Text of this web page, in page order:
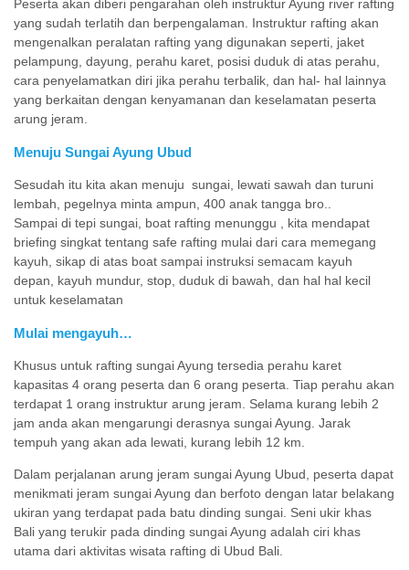
Peserta akan diberi pengarahan oleh instruktur Ayung river rafting
yang sudah terlatih dan berpengalaman. Instruktur rafting akan
mengenalkan peralatan rafting yang digunakan seperti, jaket
pelampung, dayung, perahu karet, posisi duduk di atas perahu,
cara penyelamatkan diri jika perahu terbalik, dan hal- hal lainnya
yang berkaitan dengan kenyamanan dan keselamatan peserta
arung jeram.
Menuju Sungai Ayung Ubud
Sesudah itu kita akan menuju sungai, lewati sawah dan turuni
lembah, pegelnya minta ampun, 400 anak tangga bro..
Sampai di tepi sungai, boat rafting menunggu , kita mendapat
briefing singkat tentang safe rafting mulai dari cara memegang
kayuh, sikap di atas boat sampai instruksi semacam kayuh
depan, kayuh mundur, stop, duduk di bawah, dan hal hal kecil
untuk keselamatan
Mulai mengayuh…
Khusus untuk rafting sungai Ayung tersedia perahu karet
kapasitas 4 orang peserta dan 6 orang peserta. Tiap perahu akan
terdapat 1 orang instruktur arung jeram. Selama kurang lebih 2
jam anda akan mengarungi derasnya sungai Ayung. Jarak
tempuh yang akan ada lewati, kurang lebih 12 km.
Dalam perjalanan arung jeram sungai Ayung Ubud, peserta dapat
menikmati jeram sungai Ayung dan berfoto dengan latar belakang
ukiran yang terdapat pada batu dinding sungai. Seni ukir khas
Bali yang terukir pada dinding sungai Ayung adalah ciri khas
utama dari aktivitas wisata rafting di Ubud Bali.